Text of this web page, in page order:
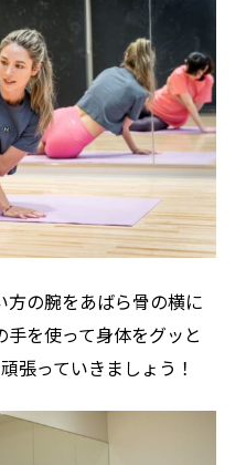
方の腕をあばら骨の横に
を使って身体をグッと
張っていきましょう！